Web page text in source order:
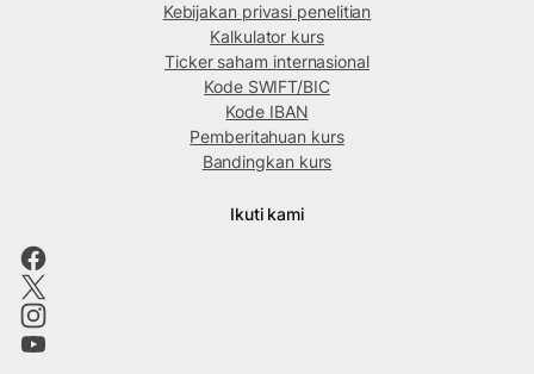
Kebijakan privasi penelitian
Kalkulator kurs
Ticker saham internasional
Kode SWIFT/BIC
Kode IBAN
Pemberitahuan kurs
Bandingkan kurs
Ikuti kami